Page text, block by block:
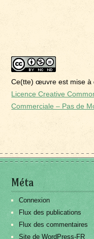
Ce(tte) œuvre est mise à
Licence Creative
Commerciale – Pas de
Méta
Connexion
Flux des publications
Flux des commentaires
Site de WordPress-FR